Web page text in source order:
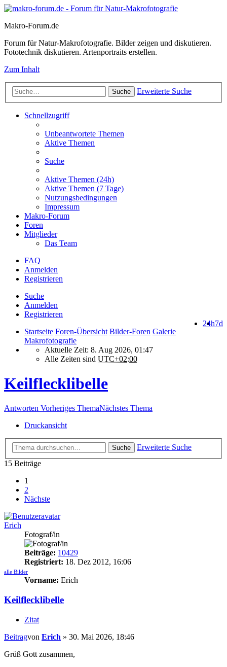
Makro-Forum.de
Forum für Natur-Makrofotografie. Bilder zeigen und diskutieren.
Fototechnik diskutieren. Artenportraits erstellen.
Zum Inhalt
Suche Erweiterte Suche
Schnellzugriff
Unbeantwortete Themen
Aktive Themen
Suche
Aktive Themen (24h)
Aktive Themen (7 Tage)
Nutzungsbedingungen
Impressum
Makro-Forum
Foren
Mitglieder
Das Team
FAQ
Anmelden
Registrieren
Suche
Anmelden
Registrieren
7d
24h
Startseite Foren-Übersicht Bilder-Foren Galerie
Makrofotografie
Aktuelle Zeit: 8. Aug 2026, 01:47
Alle Zeiten sind UTC+02:00
Keilflecklibelle
Antworten Vorheriges ThemaNächstes Thema
Druckansicht
Suche
Erweiterte Suche
15 Beiträge
1
2
Nächste
Erich
Fotograf/in
Beiträge: 10429
Registriert: 18. Dez 2012, 16:06
alle Bilder
Vorname: Erich
Keilflecklibelle
Zitat
Beitragvon Erich » 30. Mai 2026, 18:46
Grüß Gott zusammen,